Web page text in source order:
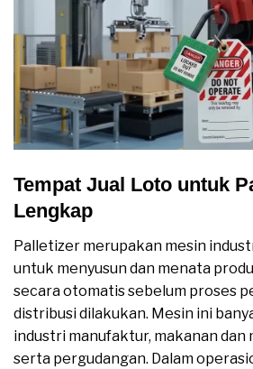
Tempat Jual Loto untuk
Lengkap
Palletizer merupakan mesin
untuk menyusun dan menata
secara otomatis sebelum proses
distribusi dilakukan. Mesin ini
industri manufaktur, makanan dan
serta pergudangan. Dalam